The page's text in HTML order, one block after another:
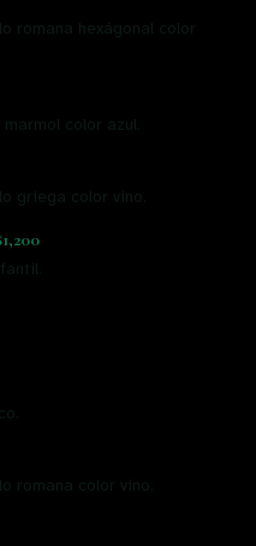
romana hexágonal color
color azul.
griega color vino.
romana color vino.